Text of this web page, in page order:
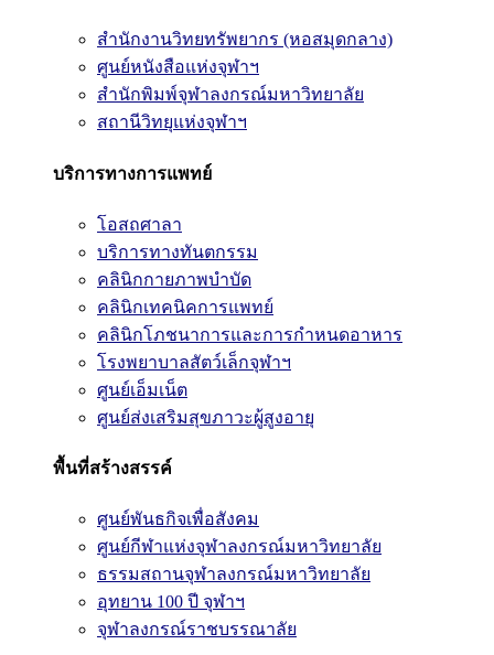
สำนักงานวิทยทรัพยากร (หอสมุดกลาง)
ศูนย์หนังสือแห่งจุฬาฯ
สำนักพิมพ์จุฬาลงกรณ์มหาวิทยาลัย
สถานีวิทยุแห่งจุฬาฯ
บริการทางการแพทย์
โอสถศาลา
บริการทางทันตกรรม
คลินิกกายภาพบำบัด
คลินิกเทคนิคการแพทย์
คลินิกโภชนาการและการกำหนดอาหาร
โรงพยาบาลสัตว์เล็กจุฬาฯ
ศูนย์เอ็มเน็ต
ศูนย์ส่งเสริมสุขภาวะผู้สูงอายุ
พื้นที่สร้างสรรค์
ศูนย์พันธกิจเพื่อสังคม
ศูนย์กีฬาแห่งจุฬาลงกรณ์มหาวิทยาลัย
ธรรมสถานจุฬาลงกรณ์มหาวิทยาลัย
อุทยาน 100 ปี จุฬาฯ
จุฬาลงกรณ์ราชบรรณาลัย